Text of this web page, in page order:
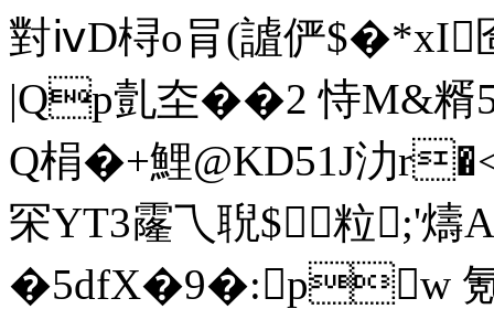
對ⅳD桪o肙(謯俨
|Qp亄圶��2 恃
Q梋�+鯉@KD51J氻
罙YT3霳乁聣$粒;'
�5dfX�9�:pw 氪